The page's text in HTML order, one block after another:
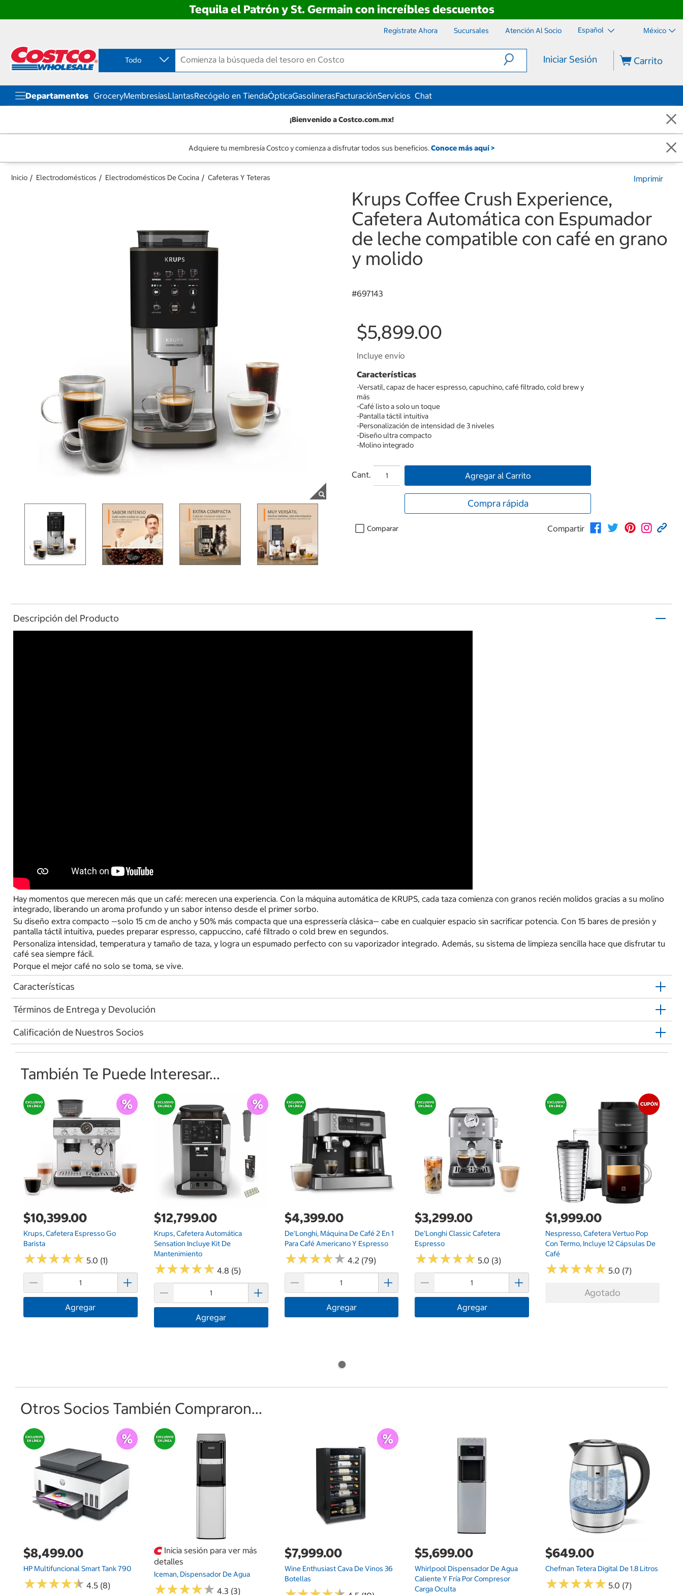
Tequila el Patrón y St. Germain con increíbles descuentos
contenido
menú
navegación
Regístrate Ahora Sucursales Atención Al Socio Español México
Todo Iniciar Sesión Carrito
Departamentos GroceryMembresíasLlantasRecógelo en TiendaÓpticaGasolinerasFacturaciónServicios Chat
¡Bienvenido a Costco.com.mx!
Adquiere tu membresía Costco y comienza a disfrutar todos sus beneficios. Conoce más aquí >
Inicio Electrodomésticos Electrodomésticos De Cocina Cafeteras Y Teteras Imprimir
Krups Coffee Crush Experience,
Cafetera Automática con Espumador
de leche compatible con café en grano
y molido
#697143
$5,899.00
Incluye envío
Características
-Versatil, capaz de hacer espresso, capuchino, café filtrado, cold brew y
más
-Café listo a solo un toque
-Pantalla táctil intuitiva
-Personalización de intensidad de 3 niveles
-Diseño ultra compacto
-Molino integrado
Cant. Agregar al Carrito
Compra rápida
Comparar Compartir
Descripción del Producto
Hay momentos que merecen más que un café: merecen una experiencia. Con la máquina automática de KRUPS, cada taza comienza con granos recién molidos gracias a su molino
integrado, liberando un aroma profundo y un sabor intenso desde el primer sorbo.
Su diseño extra compacto —solo 15 cm de ancho y 50% más compacta que una espressería clásica— cabe en cualquier espacio sin sacrificar potencia. Con 15 bares de presión y
pantalla táctil intuitiva, puedes preparar espresso, cappuccino, café filtrado o cold brew en segundos.
Personaliza intensidad, temperatura y tamaño de taza, y logra un espumado perfecto con su vaporizador integrado. Además, su sistema de limpieza sencilla hace que disfrutar tu
café sea siempre fácil.
Porque el mejor café no solo se toma, se vive.
Características
Términos de Entrega y Devolución
Calificación de Nuestros Socios
También Te Puede Interesar...
$10,399.00
Krups, Cafetera Espresso Go
Barista
★★★★★
★★★★★ 5.0 (1)
Agregar
$12,799.00
Krups, Cafetera Automática
Sensation Incluye Kit De
Mantenimiento
★★★★★
★★★★★ 4.8 (5)
Agregar
$4,399.00
De'Longhi, Máquina De Café 2 En 1
Para Café Americano Y Espresso
★★★★★
★★★★★ 4.2 (79)
Agregar
$3,299.00
De'Longhi Classic Cafetera
Espresso
★★★★★
★★★★★ 5.0 (3)
Agregar
$1,999.00
Nespresso, Cafetera Vertuo Pop
Con Termo, Incluye 12 Cápsulas De
Café
★★★★★
★★★★★ 5.0 (7)
Agotado
Otros Socios También Compraron...
$8,499.00
HP Multifuncional Smart Tank 790
★★★★★
★★★★★ 4.5 (8)
Inicia sesión para ver más
detalles
Iceman, Dispensador De Agua
★★★★★
★★★★★ 4.3 (3)
$7,999.00
Wine Enthusiast Cava De Vinos 36
Botellas
$5,699.00
Whirlpool Dispensador De Agua
Caliente Y Fría Por Compresor
Carga Oculta
$649.00
Chefman Tetera Digital De 1.8 Litros
★★★★★
★★★★★ 5.0 (7)